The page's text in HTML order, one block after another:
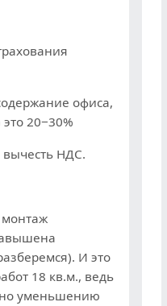
офиса,
20−30%
НДС.
И это
18 кв.м., ведь
уменьшению